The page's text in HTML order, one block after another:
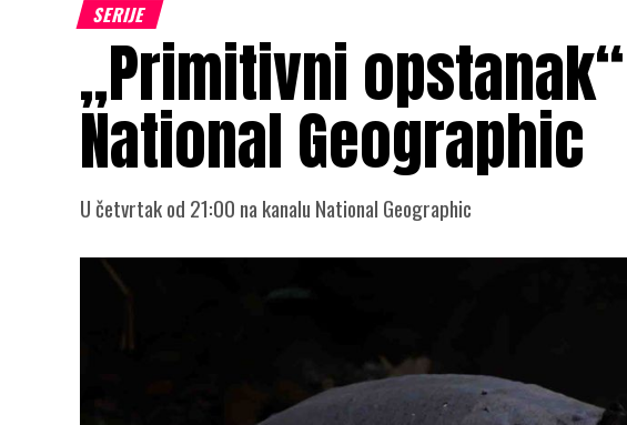
SERIJE
„Primitivni
National Geographic
U četvrtak od 21:00 na kanalu National Geographic